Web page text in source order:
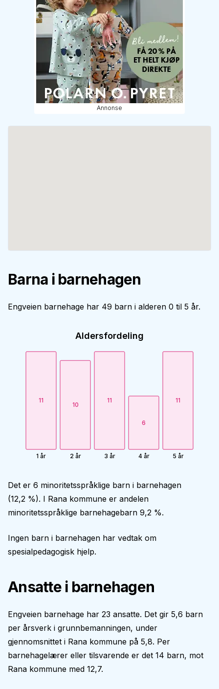
Annonse
Barna i barnehagen
Engveien barnehage har 49 barn i alderen 0 til 5 år.
Aldersfordeling
11
1 år
10
2 år
11
3 år
6
4 år
11
5 år
Det er 6 minoritetsspråklige barn i barnehagen
(12,2 %). I Rana kommune er andelen
minoritetsspråklige barnehagebarn 9,2 %.
Ingen barn i barnehagen har vedtak om
spesialpedagogisk hjelp.
Ansatte i barnehagen
Engveien barnehage har 23 ansatte. Det gir 5,6 barn
per årsverk i grunnbemanningen, under
gjennomsnittet i Rana kommune på 5,8. Per
barnehagelærer eller tilsvarende er det 14 barn, mot
Rana kommune med 12,7.